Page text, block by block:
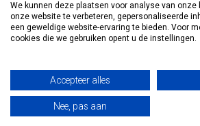
Industrieweg 45
1115 AD Duivendrecht
Nederland - Bezoek alléén op
020-6942379
info@vosmedisch.nl
We kunnen deze plaatsen voor analyse van
onze website te verbeteren, gepersonaliseerde
een geweldige website-ervaring te bieden. Voor
cookies die we gebruiken opent u de instellingen.
Accepteer alles
Nee, pas aan